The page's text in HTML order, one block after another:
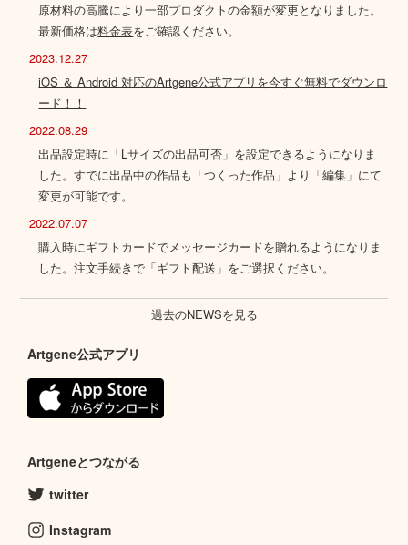
原材料の高騰により一部プロダクトの金額が変更となりました。
最新価格は料金表をご確認ください。
2023.12.27
iOS ＆ Android 対応のArtgene公式アプリを今すぐ無料でダウンロ
ード！！
2022.08.29
出品設定時に「Lサイズの出品可否」を設定できるようになりま
した。すでに出品中の作品も「つくった作品」より「編集」にて
変更が可能です。
2022.07.07
購入時にギフトカードでメッセージカードを贈れるようになりま
した。注文手続きで「ギフト配送」をご選択ください。
過去のNEWSを見る
Artgene公式アプリ
Artgeneとつながる
twitter
Instagram